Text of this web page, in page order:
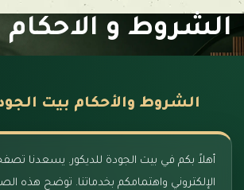
الشروط و الاحكام
الشروط والأحكام بيت
أهلاً بكم في بيت الجودة للديكور. يسعدنا
الإلكتروني واهتمامكم بخدماتنا. توضح هذه